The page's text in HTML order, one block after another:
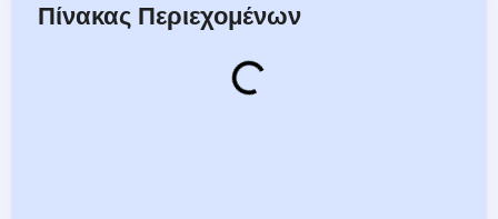
Πίνακας Περιεχομένων